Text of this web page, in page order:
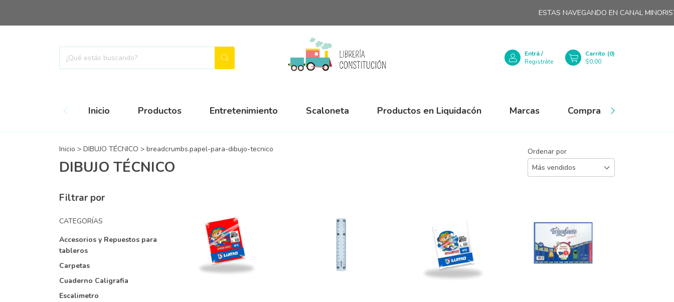
ESTAS NAVEGANDO EN CANAL MINORISTA
Entrá/
Registráte
Carrito (0)
$0,00
Inicio Productos Entretenimiento Scaloneta Productos en Liquidacón Marcas Compra Mayorista
Inicio > DIBUJO TÉCNICO > breadcrumbs.papel-para-dibujo-tecnico
DIBUJO TÉCNICO
Ordenar por
Filtrar por
CATEGORÍAS
Accesorios y Repuestos para
tableros
Carpetas
Cuaderno Caligrafia
Escalimetro